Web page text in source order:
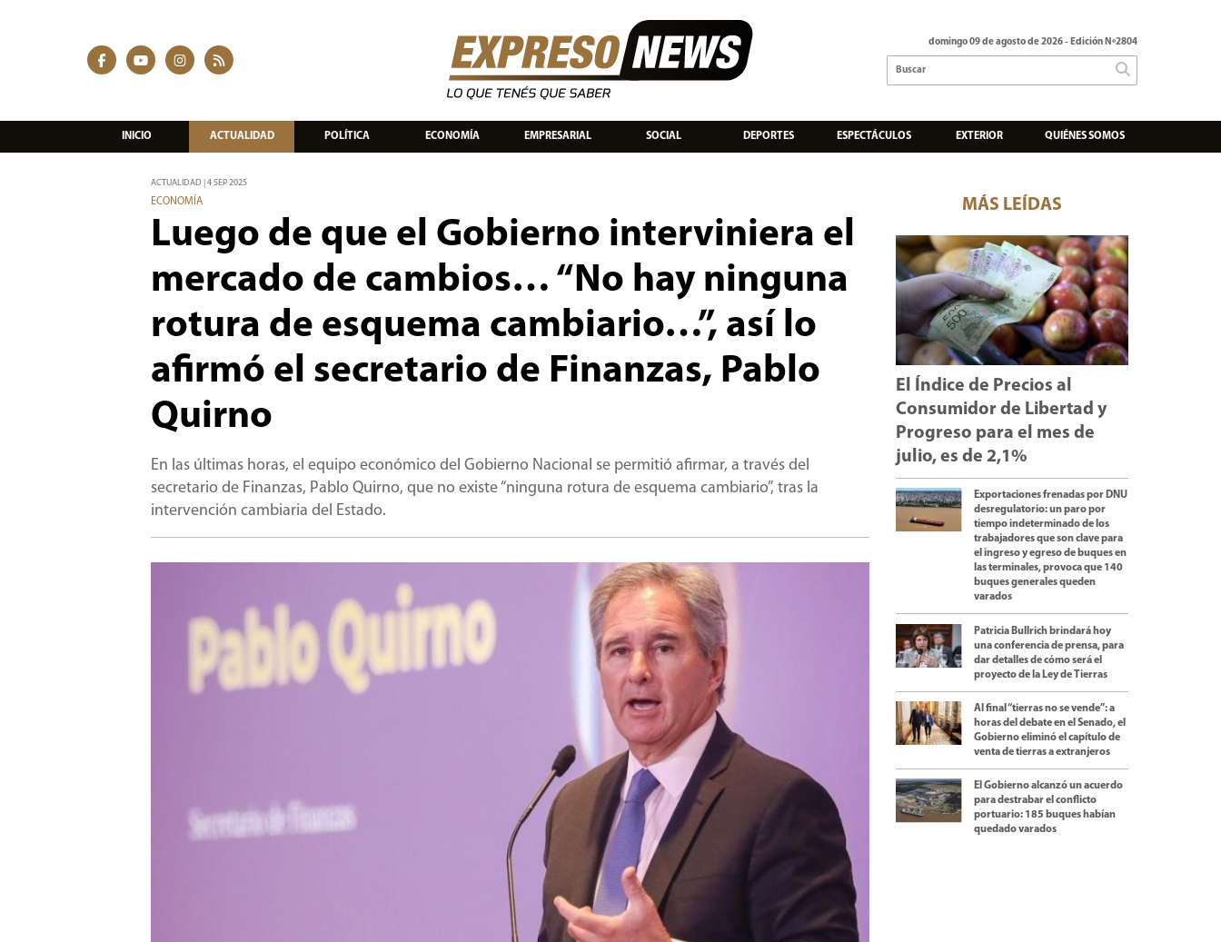
domingo 09 de agosto de 2026- Edición Nº2804
INICIO ACTUALIDAD POLÍTICA ECONOMÍA EMPRESARIAL SOCIAL DEPORTES ESPECTÁCULOS EXTERIOR QUIÉNES SOMOS
ACTUALIDAD | 4 SEP 2025
ECONOMÍA
Luego de que el Gobierno interviniera el
mercado de cambios… “No hay ninguna
rotura de esquema cambiario…”, así lo
afirmó el secretario de Finanzas, Pablo
Quirno
En las últimas horas, el equipo económico del Gobierno Nacional se permitió afirmar, a través del
secretario de Finanzas, Pablo Quirno, que no existe “ninguna rotura de esquema cambiario”, tras la
intervención cambiaria del Estado.
MÁS LEÍDAS
El Índice de Precios al
Consumidor de Libertad y
Progreso para el mes de
julio, es de 2,1%
Exportaciones frenadas por DNU
desregulatorio: un paro por
tiempo indeterminado de los
trabajadores que son clave para
el ingreso y egreso de buques en
las terminales, provoca que 140
buques generales queden
varados
Patricia Bullrich brindará hoy
una conferencia de prensa, para
dar detalles de cómo será el
proyecto de la Ley de Tierras
Al final “tierras no se vende”: a
horas del debate en el Senado, el
Gobierno eliminó el capítulo de
venta de tierras a extranjeros
El Gobierno alcanzó un acuerdo
para destrabar el conflicto
portuario: 185 buques habían
quedado varados